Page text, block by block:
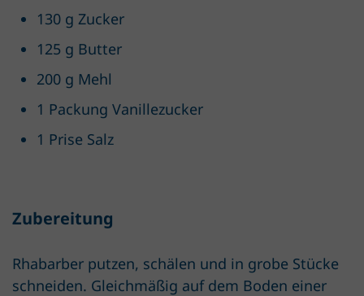
130 g Zucker
125 g Butter
200 g Mehl
1 Packung Vanillezucker
1 Prise Salz
Zubereitung
Rhabarber putzen, schälen und in grobe Stücke
schneiden. Gleichmäßig auf dem Boden einer